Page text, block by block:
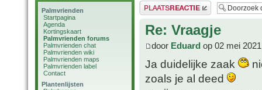
Palmvrienden
Startpagina
Agenda
Kortingskaart
Palmvrienden forums
Palmvrienden chat
Palmvrienden wiki
Palmvrienden maps
Palmvrienden label
Contact
Plantenlijsten
Plaats een reactie
Re: Vraagje
door Eduard op 02 mei
Ja duidelijke zaak
zoals je al deed